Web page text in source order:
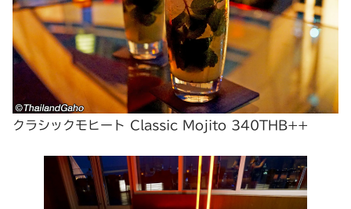
クラシックモヒート Classic Mojito 340THB++